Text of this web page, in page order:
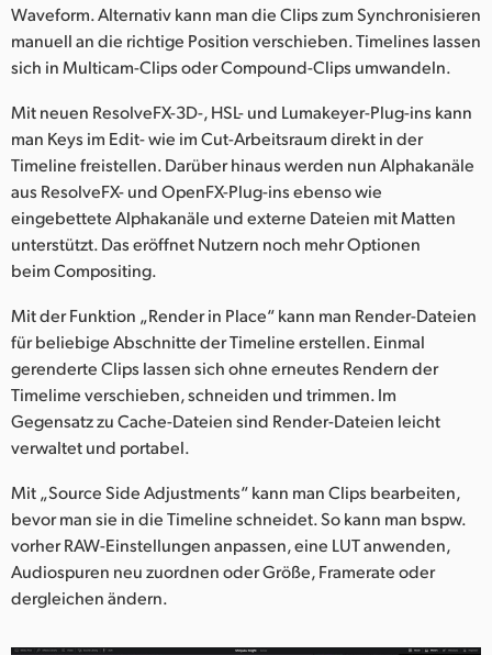
Waveform. Alternativ kann man die Clips zum Synchronisieren
manuell an die richtige Position verschieben. Timelines lassen
sich in Multicam-Clips oder Compound-Clips umwandeln.
Mit neuen ResolveFX-3D-, HSL- und Lumakeyer-Plug-ins kann
man Keys im Edit- wie im Cut-Arbeitsraum direkt in der
Timeline freistellen. Darüber hinaus werden nun Alphakanäle
aus ResolveFX- und OpenFX-Plug-ins ebenso wie
eingebettete Alphakanäle und externe Dateien mit Matten
unterstützt. Das eröffnet Nutzern noch mehr Optionen
beim Compositing.
Mit der Funktion „Render in Place“ kann man Render-Dateien
für beliebige Abschnitte der Timeline erstellen. Einmal
gerenderte Clips lassen sich ohne erneutes Rendern der
Timelime verschieben, schneiden und trimmen. Im
Gegensatz zu Cache-Dateien sind Render-Dateien leicht
verwaltet und portabel.
Mit „Source Side Adjustments“ kann man Clips bearbeiten,
bevor man sie in die Timeline schneidet. So kann man bspw.
vorher RAW-Einstellungen anpassen, eine LUT anwenden,
Audiospuren neu zuordnen oder Größe, Framerate oder
dergleichen ändern.